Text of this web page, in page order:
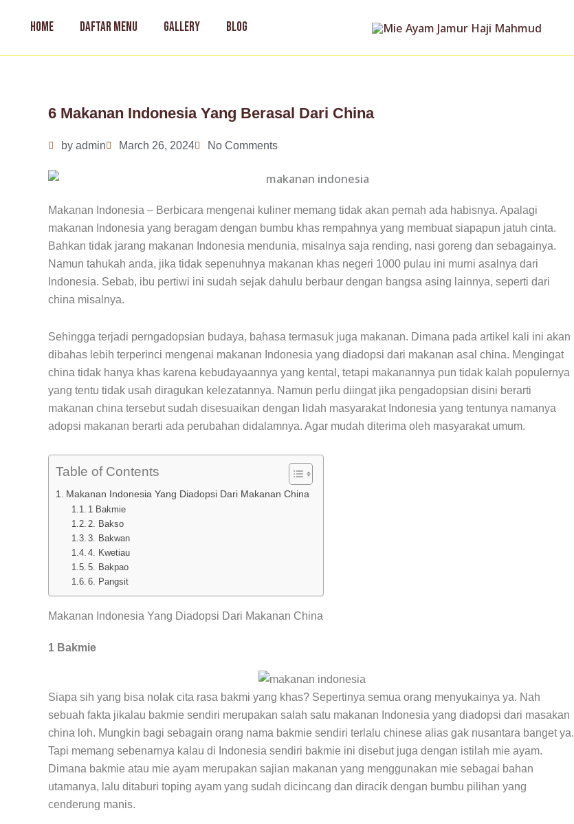
HOME DAFTAR MENU GALLERY BLOG
6 Makanan Indonesia Yang Berasal Dari China
by admin March 26, 2024 No Comments
Makanan Indonesia – Berbicara mengenai kuliner memang tidak akan pernah ada habisnya. Apalagi
makanan Indonesia yang beragam dengan bumbu khas rempahnya yang membuat siapapun jatuh cinta.
Bahkan tidak jarang makanan Indonesia mendunia, misalnya saja rending, nasi goreng dan sebagainya.
Namun tahukah anda, jika tidak sepenuhnya makanan khas negeri 1000 pulau ini murni asalnya dari
Indonesia. Sebab, ibu pertiwi ini sudah sejak dahulu berbaur dengan bangsa asing lainnya, seperti dari
china misalnya.
Sehingga terjadi perngadopsian budaya, bahasa termasuk juga makanan. Dimana pada artikel kali ini akan
dibahas lebih terperinci mengenai makanan Indonesia yang diadopsi dari makanan asal china. Mengingat
china tidak hanya khas karena kebudayaannya yang kental, tetapi makanannya pun tidak kalah populernya
yang tentu tidak usah diragukan kelezatannya. Namun perlu diingat jika pengadopsian disini berarti
makanan china tersebut sudah disesuaikan dengan lidah masyarakat Indonesia yang tentunya namanya
adopsi makanan berarti ada perubahan didalamnya. Agar mudah diterima oleh masyarakat umum.
Table of Contents
Makanan Indonesia Yang Diadopsi Dari Makanan China
1 Bakmie
2. Bakso
3. Bakwan
4. Kwetiau
5. Bakpao
6. Pangsit
Makanan Indonesia Yang Diadopsi Dari Makanan China
1 Bakmie
Siapa sih yang bisa nolak cita rasa bakmi yang khas? Sepertinya semua orang menyukainya ya. Nah
sebuah fakta jikalau bakmie sendiri merupakan salah satu makanan Indonesia yang diadopsi dari masakan
china loh. Mungkin bagi sebagain orang nama bakmie sendiri terlalu chinese alias gak nusantara banget ya.
Tapi memang sebenarnya kalau di Indonesia sendiri bakmie ini disebut juga dengan istilah mie ayam.
Dimana bakmie atau mie ayam merupakan sajian makanan yang menggunakan mie sebagai bahan
utamanya, lalu ditaburi toping ayam yang sudah dicincang dan diracik dengan bumbu pilihan yang
cenderung manis.